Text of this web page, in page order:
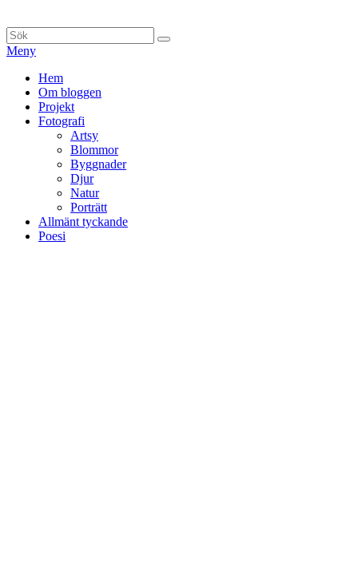
till
innehåll
Sök
efter:
Sök
Meny
Primär
meny
Hem
Om bloggen
Projekt
Fotografi
Artsy
Blommor
Byggnader
Djur
Natur
Porträtt
Allmänt tyckande
Poesi